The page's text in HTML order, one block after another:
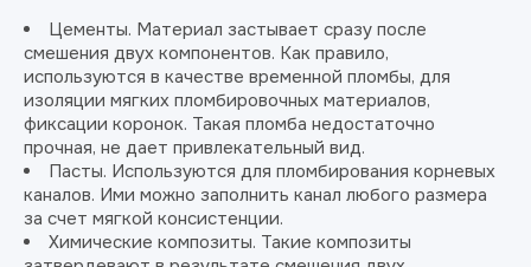
Цементы. Материал застывает сразу после
смешения двух компонентов. Как правило,
используются в качестве временной пломбы, для
изоляции мягких пломбировочных материалов,
фиксации коронок. Такая пломба недостаточно
прочная, не дает привлекательный вид.
Пасты. Используются для пломбирования корневых
каналов. Ими можно заполнить канал любого размера
за счет мягкой консистенции.
Химические композиты. Такие композиты